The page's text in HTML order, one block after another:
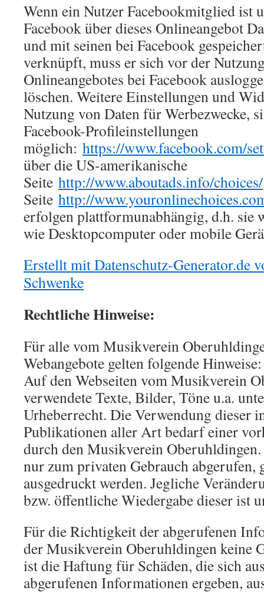
Wenn ein Nutzer Facebookmitglied ist
Facebook über dieses Onlineangebot
und mit seinen bei Facebook
verknüpft, muss er sich vor der
Onlineangebotes bei Facebook
löschen. Weitere Einstellungen und
Nutzung von Daten für Werbezwecke,
Facebook-Profileinstellungen
möglich: https://www.facebook.com/
über die US-amerikanische
Seite http://www.aboutads.info/choices/
Seite http://
erfolgen plattformunabhängig, d.h. sie
wie Desktopcomputer oder mobile
Erstellt mit Datenschutz-Generator.de
Schwenke
Rechtliche Hinweise:
Für alle vom Musikverein
Webangebote gelten folgende Hinweise:
Auf den Webseiten vom Musikverein
verwendete Texte, Bilder, Töne u.a.
Urheberrecht. Die Verwendung dieser
Publikationen aller Art bedarf einer
durch den Musikverein
nur zum privaten Gebrauch abgerufen,
ausgedruckt werden. Jegliche
bzw. öffentliche Wiedergabe dieser ist
Für die Richtigkeit der abgerufenen
der Musikverein Oberuhldingen keine
ist die Haftung für Schäden, die sich
abgerufenen Informationen ergeben,